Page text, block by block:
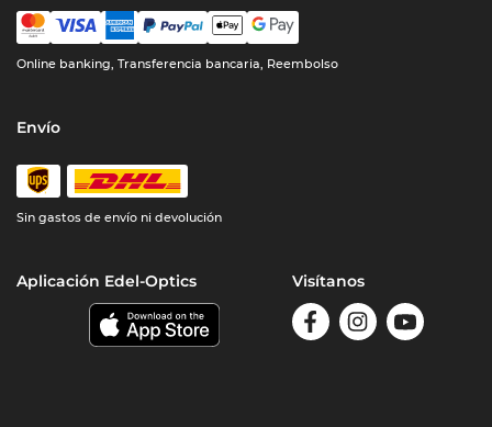
Online banking, Transferencia bancaria, Reembolso
Envío
Sin gastos de envío ni devolución
Aplicación Edel-Optics Visítanos